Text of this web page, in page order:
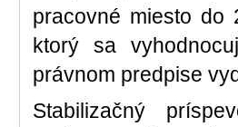
pracovné miesto do
ktorý sa
právnom predpise
Stabilizačný